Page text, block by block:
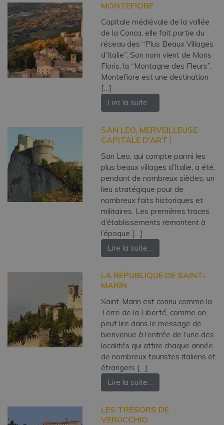
MONTEFIORE
Capitale médiévale de la vallée
de la Conca, elle fait partie du
réseau des “Plus Beaux Villages
d’Italie”. Son nom vient de Mons
Floris, la “Montagne des Fleurs”.
Montefiore est une destination
[…]
Lire la suite…
SAN LEO, MERVEILLEUSE
CAPITALE D’ART !
San Leo, qui compte parmi les
plus beaux villages d’Italie, a été,
pendant de nombreux siècles, un
lieu stratégique pour de
nombreux faits historiques et
militaires. Les premières traces
d’établissements remontent à
l’époque […]
Lire la suite…
LA RÉPUBLIQUE DE SAINT-
MARIN
Saint-Marin est connu comme la
Terre de la Liberté, comme on
peut lire dans le message de
bienvenue à l’entrée de l’une des
localités qui attire chaque année
de nombreux touristes italiens et
étrangers […]
Lire la suite…
LES TRÉSORS DE
VERUCCHIO